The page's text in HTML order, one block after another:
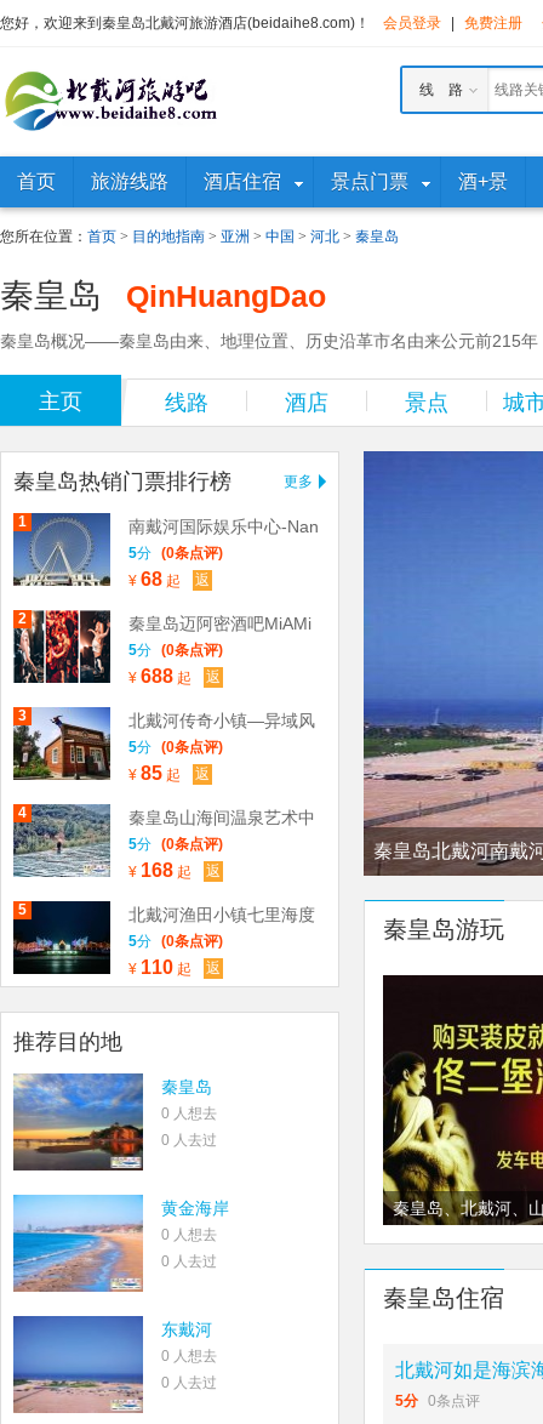
您好，欢迎来到秦皇岛北戴河旅游酒店(beidaihe8.com)！ 会员登录 免费注册
线 路
首页 旅游线路 酒店住宿 景点门票 酒+景
您所在位置： 首页 > 目的地指南 > 亚洲 > 中国 > 河北 > 秦皇岛
秦皇岛 QinHuangDao
秦皇岛概况——秦皇岛由来、地理位置、历史沿革市名由来公元前215
主页 线路 酒店 景点 城
更多
秦皇岛热销门票排行榜
1
南戴河国际娱乐中心-Nan
Yuu Resort
5分 (0条点评)
¥ 68 起 返
2
秦皇岛迈阿密酒吧MiAMi
CLUB
5分 (0条点评)
¥ 688 起 返
3
北戴河传奇小镇—异域风
情园
5分 (0条点评)
¥ 85 起 返
4
秦皇岛山海间温泉艺术中
心
5分 (0条点评)
¥ 168 起 返
5
北戴河渔田小镇七里海度
假区
5分 (0条点评)
¥ 110 起 返
推荐目的地
秦皇岛
0 人想去
0 人去过
黄金海岸
0 人想去
0 人去过
东戴河
0 人想去
0 人去过
秦皇岛北戴河南戴
秦皇岛游玩
秦皇岛、北戴河、
堡海宁皮草城购物
秦皇岛住宿
北戴河如是海滨
5分 0条点评